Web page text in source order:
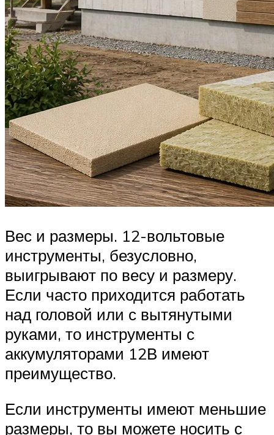
Вес и размеры. 12-вольтовые
инструменты, безусловно,
выигрывают по весу и размеру.
Если часто приходится работать
над головой или с вытянутыми
руками, то инструменты с
аккумуляторами 12В имеют
преимущество.
Если инструменты имеют меньшие
размеры, то вы можете носить с